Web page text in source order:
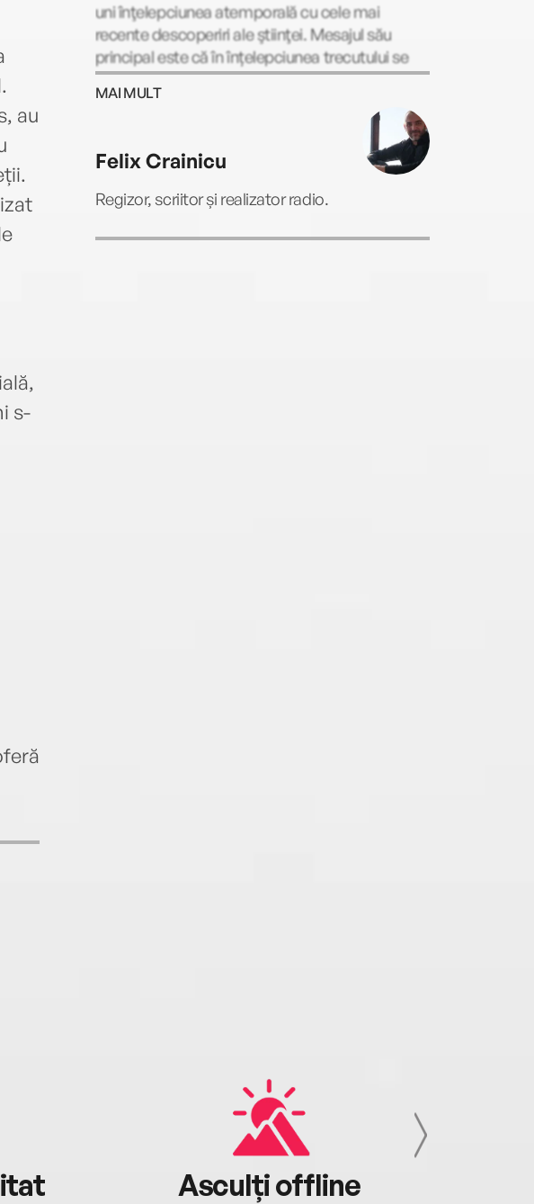
au
s-
uni înţelepciunea atemporală cu cele mai
recente descoperiri ale ştiinţei. Mesajul său
principal este că în înțelepciunea trecutului se
află cheia pentru viitor.
MAI MULT
Felix Crainicu
Regizor, scriitor și realizator radio.
Asculți offline